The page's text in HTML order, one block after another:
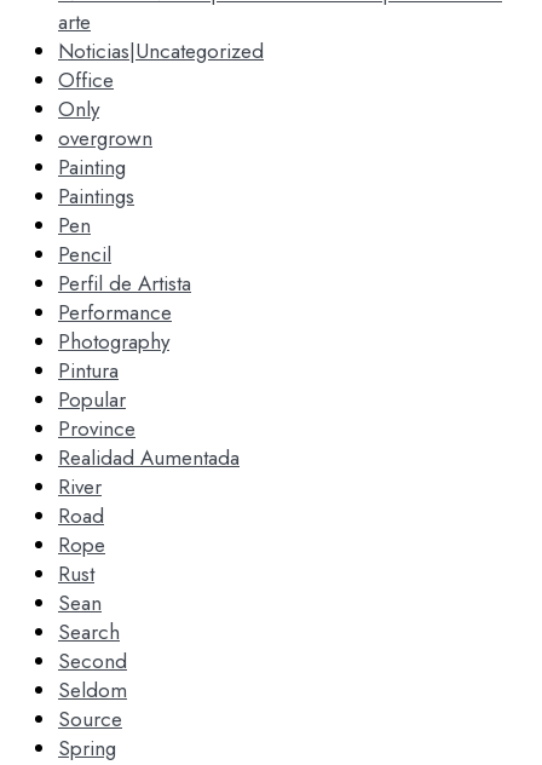
arte
Noticias|Uncategorized
Office
Only
overgrown
Painting
Paintings
Pen
Pencil
Perfil de Artista
Performance
Photography
Pintura
Popular
Province
Realidad Aumentada
River
Road
Rope
Rust
Sean
Search
Second
Seldom
Source
Spring